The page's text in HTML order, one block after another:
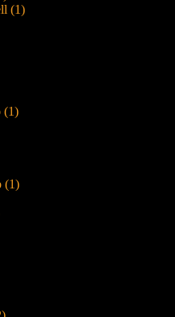
(1)
(1)
(1)